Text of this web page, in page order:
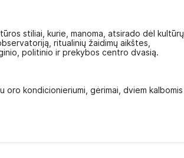
stiliai, kurie, manoma, atsirado dėl kultūrų
ritualinių žaidimų aikštes,
politinio ir prekybos centro dvasią.
kondicionieriumi, gėrimai, dviem kalbomis